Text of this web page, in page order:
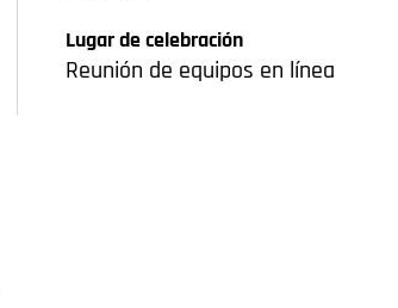
Lugar de celebración
Reunión de equipos en línea